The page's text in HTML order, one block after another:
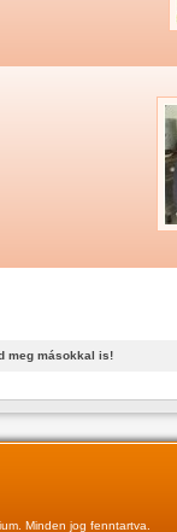
meg másokkal is!
Minden jog fenntartva.